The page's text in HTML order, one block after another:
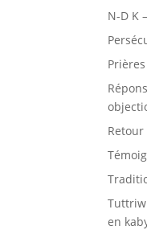
N-D K
en